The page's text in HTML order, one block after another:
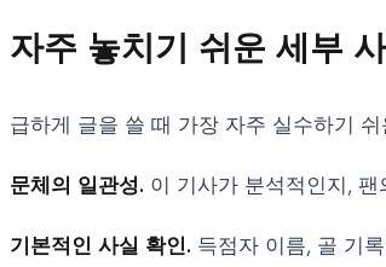
자주 놓치기 쉬운 세부
급하게 글을 쓸 때 가장 자주 실수하기
문체의 일관성. 이 기사가 분석적인지,
기본적인 사실 확인. 득점자 이름, 골 기